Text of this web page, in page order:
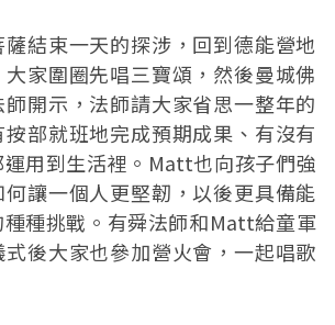
結束一天的探涉，回到德能營地
家圍圈先唱三寶頌，然後曼城佛
開示，法師請大家省思一整年的
部就班地完成預期成果、有沒有
用到生活裡。Matt也向孩子們強
讓一個人更堅韌，以後更具備能
種挑戰。有舜法師和Matt給童軍
後大家也參加營火會，一起唱歌